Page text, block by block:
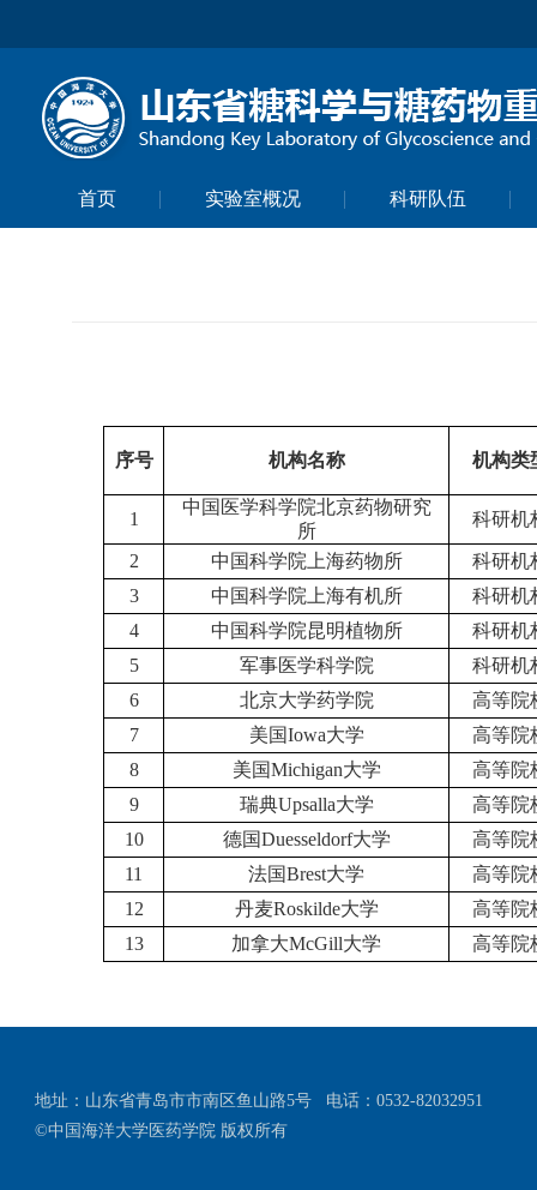
首页 实验室概况 科研队伍
序号 机构名称 机构类
1
中国医学科学院北京药物研究
所
科研机
2 中国科学院上海药物所
科研机
3
中国科学院上海有机所
科研机
4
中国科学院昆明植物所
科研机
5
军事医学科学院
科研机
6
北京大学药学院
高等院
7
美国Iowa大学
高等院
8
美国Michigan大学
高等院
9
瑞典Upsalla大学
高等院
10
德国Duesseldorf大学
高等院
11
法国Brest大学
高等院
12
丹麦Roskilde大学
高等院
13
加拿大McGill大学 高等院
地址：山东省青岛市市南区鱼山路5号
电话：0532-82032951
©中国海洋大学医药学院 版权所有